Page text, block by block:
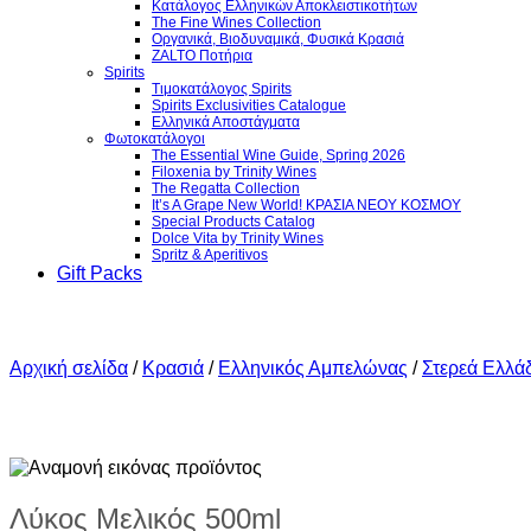
Κατάλογος Ελληνικών Αποκλειστικοτήτων
The Fine Wines Collection
Οργανικά, Βιοδυναμικά, Φυσικά Κρασιά
ZALTO Ποτήρια
Spirits
Τιμοκατάλογος Spirits
Spirits Exclusivities Catalogue
Ελληνικά Αποστάγματα
Φωτοκατάλογοι
The Essential Wine Guide, Spring 2026
Filoxenia by Trinity Wines
The Regatta Collection
It’s A Grape New World! ΚΡΑΣΙΑ ΝΕΟΥ ΚΟΣΜΟΥ
Special Products Catalog
Dolce Vita by Trinity Wines
Spritz & Aperitivos
Gift Packs
Αρχική σελίδα / Κρασιά / Ελληνικός Αμπελώνας / Στερεά
Λύκος Μελικός 500ml